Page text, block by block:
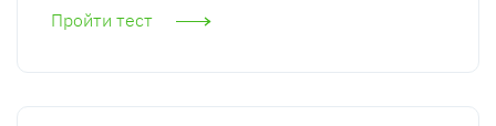
Пройти тест